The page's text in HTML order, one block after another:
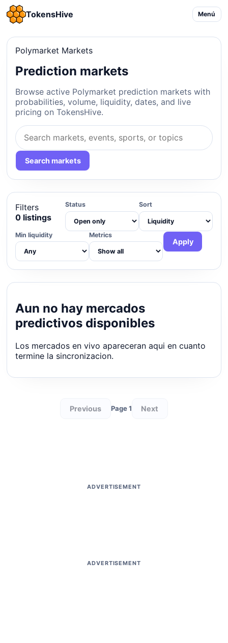
TokensHive Menú
Polymarket Markets
Prediction markets
Browse active Polymarket prediction markets with
probabilities, volume, liquidity, dates, and live
pricing on TokensHive.
Search markets
Filters
0 listings
Status Sort
Min liquidity Metrics
Apply
Aun no hay mercados
predictivos disponibles
Los mercados en vivo apareceran aqui en cuanto
termine la sincronizacion.
Previous Page 1 Next
ADVERTISEMENT
ADVERTISEMENT